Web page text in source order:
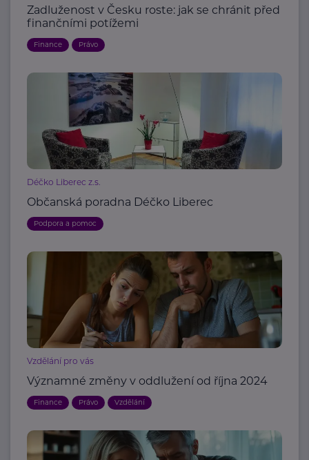
Zadluženost v Česku roste: jak se chránit před
finančními potížemi
Finance Právo
Déčko Liberec z.s.
Občanská poradna Déčko Liberec
Podpora a pomoc
Vzdělání pro vás
Významné změny v oddlužení od října 2024
Finance Právo Vzdělání